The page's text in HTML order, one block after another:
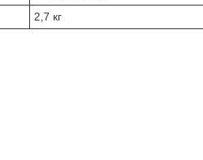
2,7 кг